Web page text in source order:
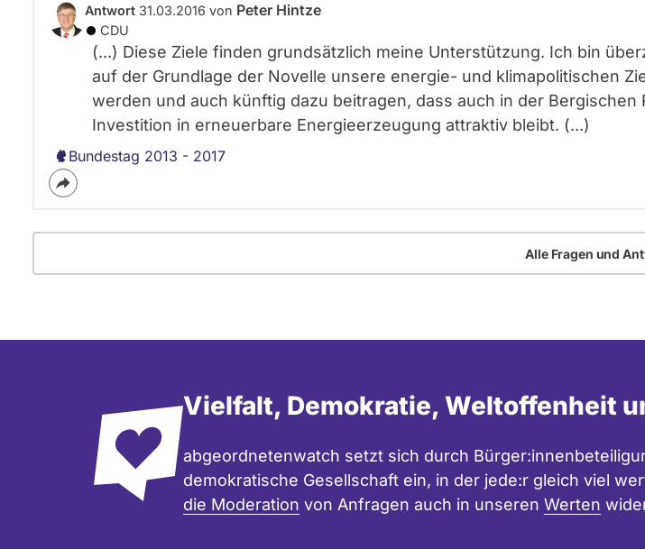
Antwort 31.03.2016 von Peter Hintze
CDU
(...) Diese Ziele finden grundsätzlich meine Unterstützung. Ich bin
auf der Grundlage der Novelle unsere energie- und klimapolitischen
werden und auch künftig dazu beitragen, dass auch in der Bergischen
Investition in erneuerbare Energieerzeugung attraktiv bleibt. (...)
Bundestag 2013 - 2017
Alle Fragen und
Vielfalt, Demokratie, Weltoffenheit
abgeordnetenwatch setzt sich durch
demokratische Gesellschaft ein, in der jede:r gleich viel
die Moderation von Anfragen auch in unseren Werten